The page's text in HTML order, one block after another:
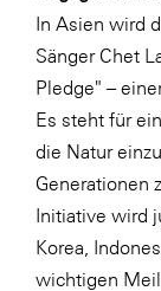
In Asien wird
SängerChet
Pledge" –
Es steht für
die Natur
Generationen
Initiative wird
Korea
wichtigen